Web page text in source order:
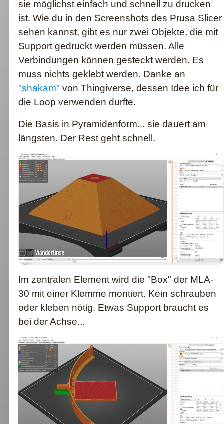
sie möglichst einfach und schnell zu drucken
ist. Wie du in den Screenshots des Prusa Slicer
sehen kannst, gibt es nur zwei Objekte, die mit
Support gedruckt werden müssen. Alle
Verbindungen können gesteckt werden. Es
muss nichts geklebt werden. Danke an
"shakam" von Thingiverse, dessen Idee ich für
die Loop verwenden durfte.
Die Basis in Pyramidenform... sie dauert am
längsten. Der Rest geht schnell.
Im zentralen Element wird die "Box" der MLA-
30 mit einer Klemme montiert. Kein schrauben
oder kleben nötig. Etwas Support braucht es
bei der Achse...